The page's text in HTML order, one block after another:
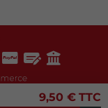
9,50 € TTC